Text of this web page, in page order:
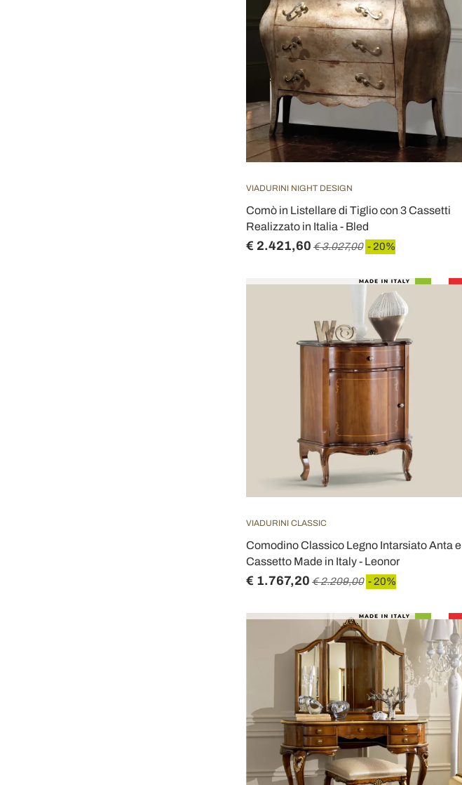
VIADURINI NIGHT DESIGN
Comò in Listellare di Tiglio con 3 Cassetti
Realizzato in Italia - Bled
€ 2.421,60 € 3.027,00 - 20%
VIADURINI CLASSIC
Comodino Classico Legno Intarsiato Anta e
Cassetto Made in Italy - Leonor
€ 1.767,20 € 2.209,00 - 20%